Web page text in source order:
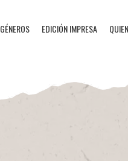
GÉNEROS EDICIÓN IMPRESA